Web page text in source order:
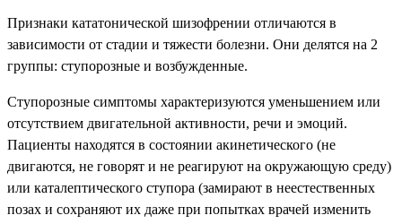
Признаки кататонической шизофрении отличаются в
зависимости от стадии и тяжести болезни. Они делятся на 2
группы: ступорозные и возбужденные.
Ступорозные симптомы характеризуются уменьшением или
отсутствием двигательной активности, речи и эмоций.
Пациенты находятся в состоянии акинетического (не
двигаются, не говорят и не реагируют на окружающую среду)
или каталептического ступора (замирают в неестественных
позах и сохраняют их даже при попытках врачей изменить